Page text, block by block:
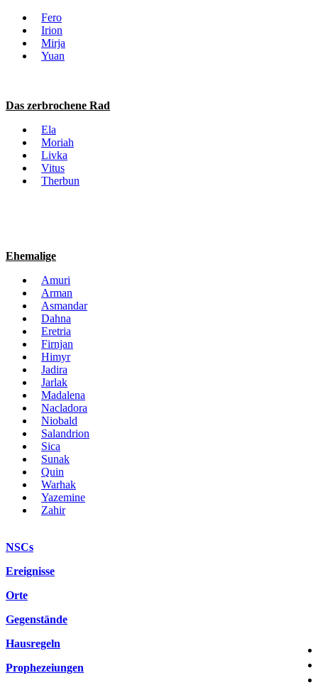
Fero
Irion
Mirja
Yuan
Das zerbrochene Rad
Ela
Moriah
Livka
Vitus
Therbun
Ehemalige
Amuri
Arman
Asmandar
Dahna
Eretria
Firnjan
Himyr
Jadira
Jarlak
Madalena
Nacladora
Niobald
Salandrion
Sica
Sunak
Quin
Warhak
Yazemine
Zahir
NSCs
Ereignisse
Orte
Gegenstände
Hausregeln
Prophezeiungen